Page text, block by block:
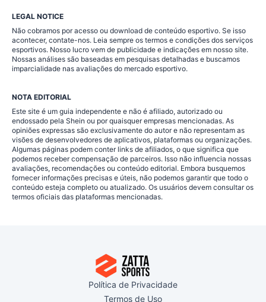
LEGAL NOTICE
Não cobramos por acesso ou download de conteúdo esportivo. Se isso
acontecer, contate-nos. Leia sempre os termos e condições dos serviços
esportivos. Nosso lucro vem de publicidade e indicações em nosso site.
Nossas análises são baseadas em pesquisas detalhadas e buscamos
imparcialidade nas avaliações do mercado esportivo.
NOTA EDITORIAL
Este site é um guia independente e não é afiliado, autorizado ou
endossado pela Shein ou por quaisquer empresas mencionadas. As
opiniões expressas são exclusivamente do autor e não representam as
visões de desenvolvedores de aplicativos, plataformas ou organizações.
Algumas páginas podem conter links de afiliados, o que significa que
podemos receber compensação de parceiros. Isso não influencia nossas
avaliações, recomendações ou conteúdo editorial. Embora busquemos
fornecer informações precisas e úteis, não podemos garantir que todo o
conteúdo esteja completo ou atualizado. Os usuários devem consultar os
termos oficiais das plataformas mencionadas.
Política de Privacidade
Termos de Uso